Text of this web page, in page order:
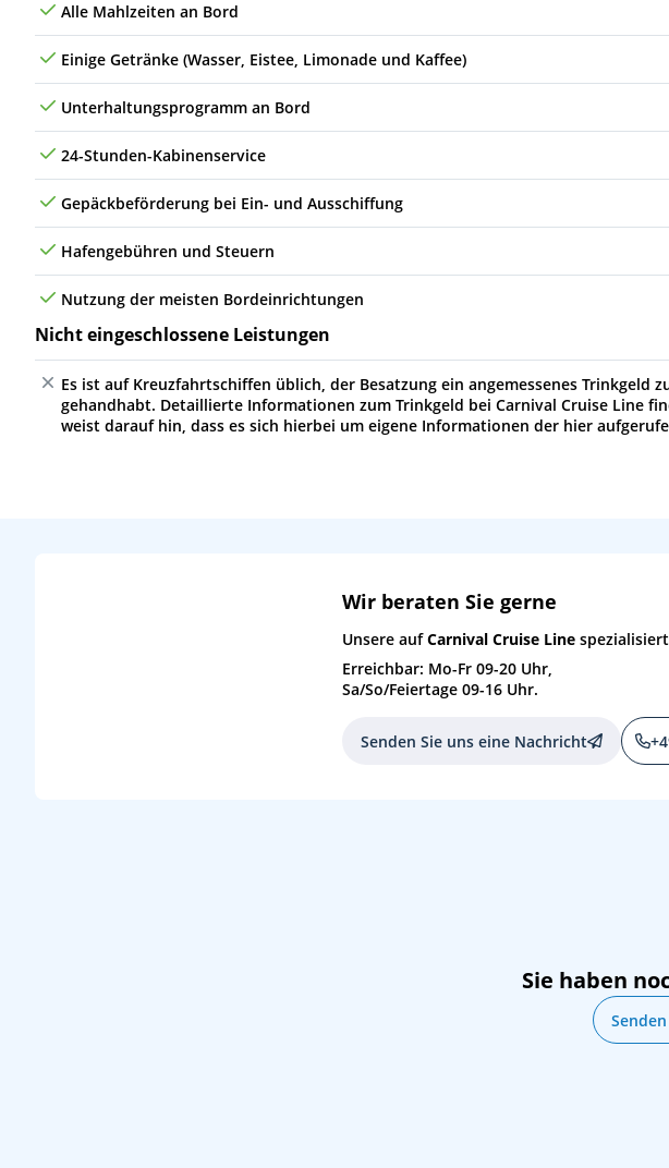
Alle Mahlzeiten an Bord
Einige Getränke (Wasser, Eistee, Limonade und Kaffee)
Unterhaltungsprogramm an Bord
24-Stunden-Kabinenservice
Gepäckbeförderung bei Ein- und Ausschiffung
Hafengebühren und Steuern
Nutzung der meisten Bordeinrichtungen
Nicht eingeschlossene Leistungen
Es ist auf Kreuzfahrtschiffen üblich, der Besatzung ein angemessenes
gehandhabt. Detaillierte Informationen zum Trinkgeld bei Carnival Cruise Line
weist darauf hin, dass es sich hierbei um eigene Informationen der hier
Wir beraten Sie gerne
Unsere aufCarnival Cruise Line
Erreichbar: Mo-Fr 09-20 Uhr,
Sa/So/Feiertage 09-16 Uhr.
Senden Sie uns eine Nachricht
Sie haben